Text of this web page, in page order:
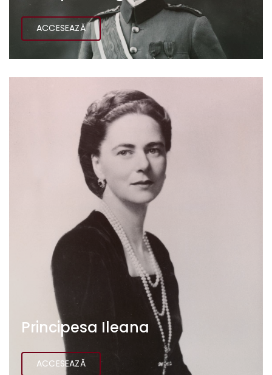
ACCESEAZĂ
Principesa Ileana
ACCESEAZĂ